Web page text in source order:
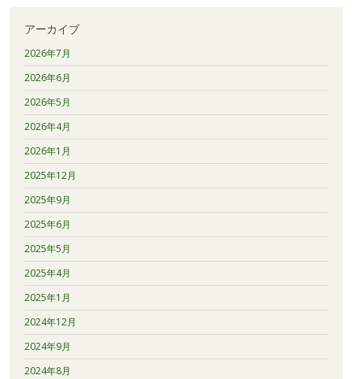
アーカイブ
2026年7月
2026年6月
2026年5月
2026年4月
2026年1月
2025年12月
2025年9月
2025年6月
2025年5月
2025年4月
2025年1月
2024年12月
2024年9月
2024年8月